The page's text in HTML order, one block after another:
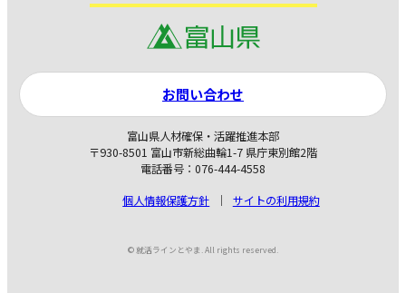
富山県人材確保・活躍推進本部
〒930-8501 富山市新総曲輪1-7 県庁東別館2階
電話番号：076-444-4558
個人情報保護方針
サイトの利用規約
お問い合わせ
© 就活ラインとやま. All rights reserved.